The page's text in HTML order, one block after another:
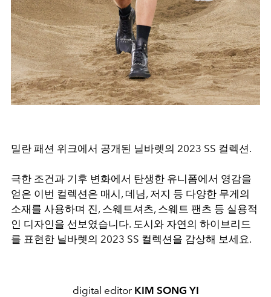
밀란 패션 위크에서 공개된 닐바렛의 2023 SS 컬렉션.
극한 조건과 기후 변화에서 탄생한 유니폼에서 영감을
얻은 이번 컬렉션은 매시, 데님, 저지 등 다양한 무게의
소재를 사용하며 진, 스웨트셔츠, 스웨트 팬츠 등 실용적
인 디자인을 선보였습니다. 도시와 자연의 하이브리드
를 표현한 닐바렛의 2023 SS 컬렉션을 감상해 보세요.
digital editor KIM SONG YI